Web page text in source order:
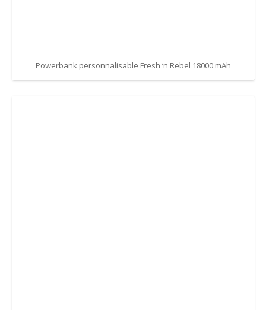
Powerbank personnalisable Fresh ‘n Rebel 18000 mAh